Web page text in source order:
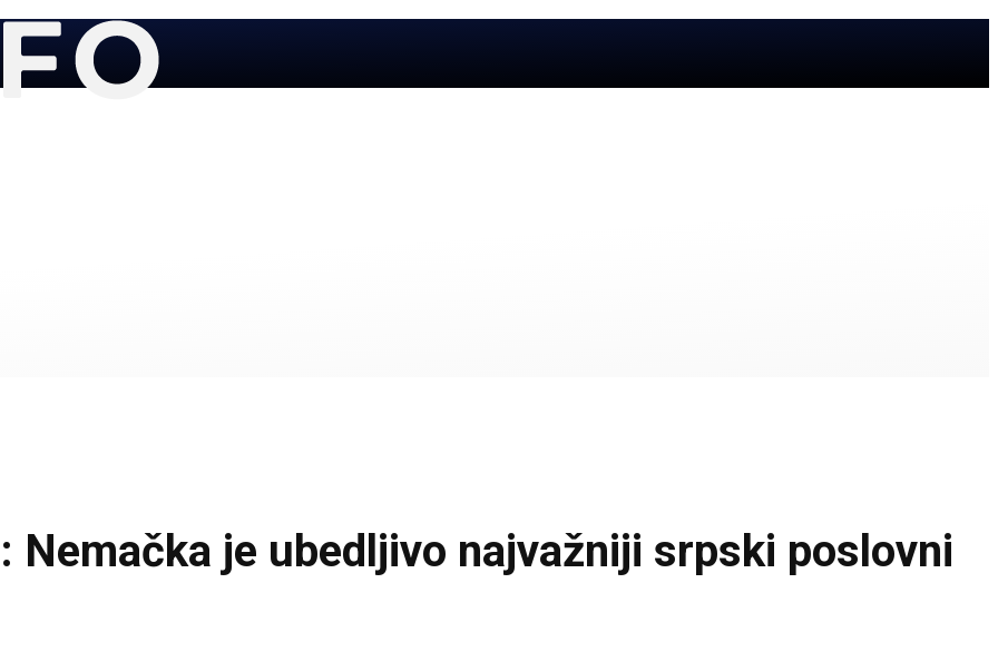
Nemačka je ubedljivo najvažniji srpski poslovni